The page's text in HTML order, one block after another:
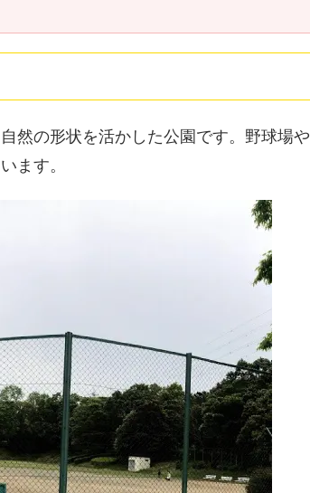
然の形状を活かした公園です。野球場や
ます。